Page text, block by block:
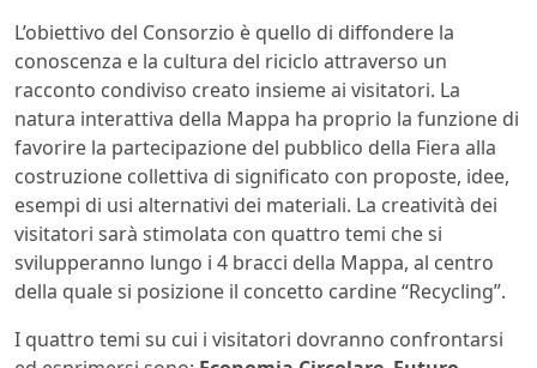
L’obiettivo del Consorzio è quello di diffondere la
conoscenza e la cultura del riciclo attraverso un
racconto condiviso creato insieme ai visitatori. La
natura interattiva della Mappa ha proprio la funzione di
favorire la partecipazione del pubblico della Fiera alla
costruzione collettiva di significato con proposte, idee,
esempi di usi alternativi dei materiali. La creatività dei
visitatori sarà stimolata con quattro temi che si
svilupperanno lungo i 4 bracci della Mappa, al centro
della quale si posizione il concetto cardine “Recycling”.
I quattro temi su cui i visitatori dovranno confrontarsi